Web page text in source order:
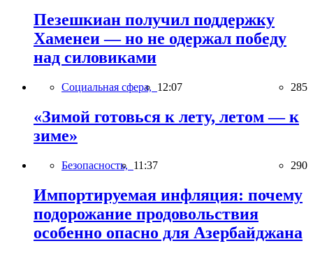
Пезешкиан получил поддержку
Хаменеи — но не одержал победу
над силовиками
Социальная сфера, 12:07 285
«Зимой готовься к лету, летом — к
зиме»
Безопасность, 11:37 290
Импортируемая инфляция: почему
подорожание продовольствия
особенно опасно для Азербайджана